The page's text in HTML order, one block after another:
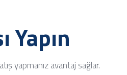
Yapın
yapmanız avantaj sağlar.